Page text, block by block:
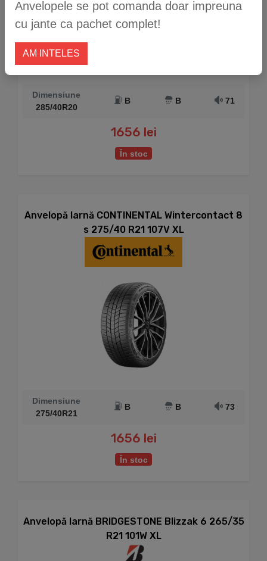
Dimensiune
285/40R20
B B 71
1656 lei
În stoc
Anvelopă Iarnă CONTINENTAL Wintercontact 8
s 275/40 R21 107V XL
Dimensiune
275/40R21
B B 73
1656 lei
În stoc
Anvelopă Iarnă BRIDGESTONE Blizzak 6 265/35
R21 101W XL
Anvelopele se pot comanda doar impreuna
cu jante ca pachet complet!
AM INTELES